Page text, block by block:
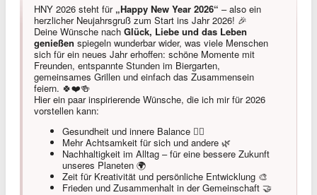
HNY 2026 steht für „Happy New Year 2026“ – also ein
herzlicher Neujahrsgruß zum Start ins Jahr 2026! 🎉
Deine Wünsche nach Glück, Liebe und das Leben
genießen spiegeln wunderbar wider, was viele Menschen
sich für ein neues Jahr erhoffen: schöne Momente mit
Freunden, entspannte Stunden im Biergarten,
gemeinsames Grillen und einfach das Zusammensein
feiern. 🍀❤️🍻
Hier ein paar inspirierende Wünsche, die ich mir für 2026
vorstellen kann:
Gesundheit und innere Balance 🧘‍♀️
Mehr Achtsamkeit für sich und andere 🌿
Nachhaltigkeit im Alltag – für eine bessere Zukunft
unseres Planeten 🌍
Zeit für Kreativität und persönliche Entwicklung 🎨
Frieden und Zusammenhalt in der Gemeinschaft 🤝